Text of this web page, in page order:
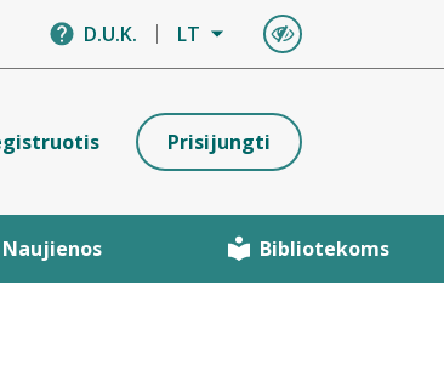
D.U.K. LT
Prisijungti
Naujienos Bibliotekoms